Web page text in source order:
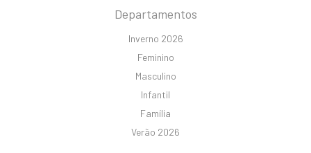
Departamentos
Inverno 2026
Feminino
Masculino
Infantil
Família
Verão 2026